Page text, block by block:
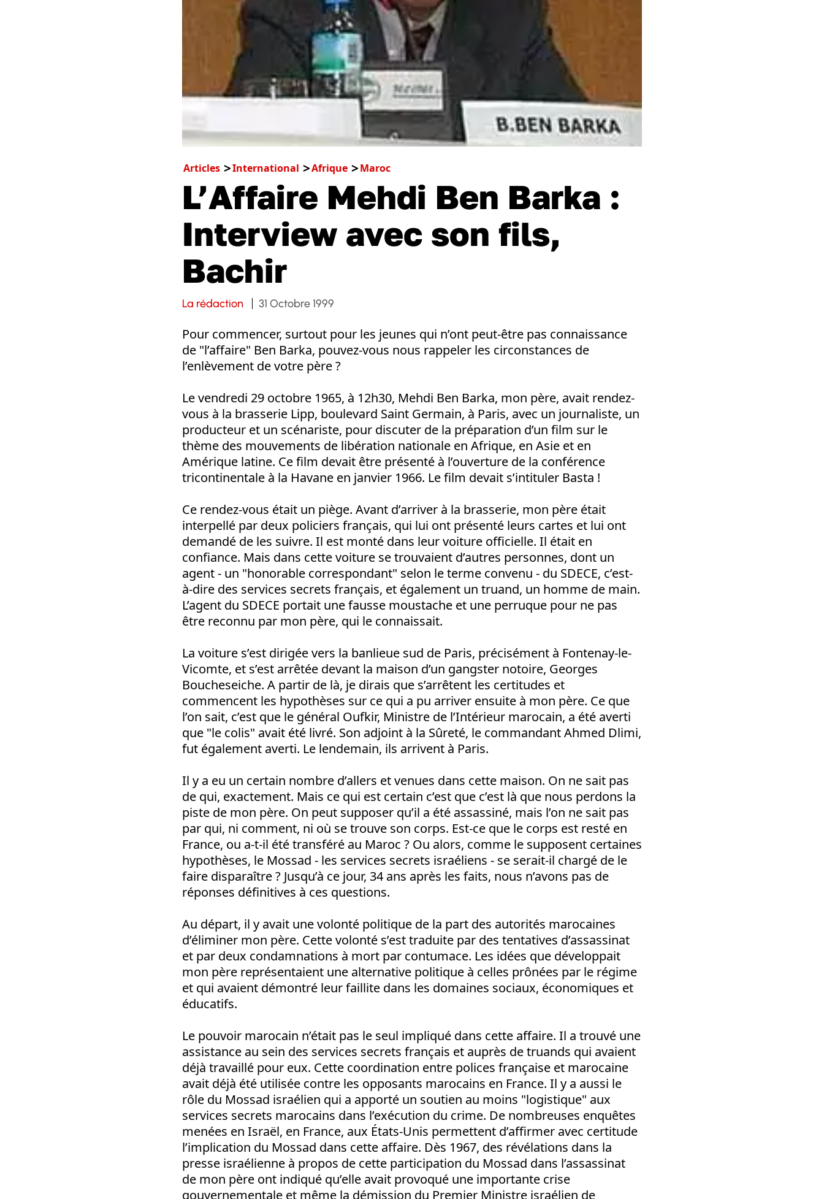
Articles International Afrique Maroc
L’Affaire Mehdi Ben Barka :
Interview avec son fils,
Bachir
La rédaction 31 Octobre 1999
Pour commencer, surtout pour les jeunes qui n’ont peut-être pas connaissance
de "l’affaire" Ben Barka, pouvez-vous nous rappeler les circonstances de
l’enlèvement de votre père ?
Le vendredi 29 octobre 1965, à 12h30, Mehdi Ben Barka, mon père, avait rendez-
vous à la brasserie Lipp, boulevard Saint Germain, à Paris, avec un journaliste, un
producteur et un scénariste, pour discuter de la préparation d’un film sur le
thème des mouvements de libération nationale en Afrique, en Asie et en
Amérique latine. Ce film devait être présenté à l’ouverture de la conférence
tricontinentale à la Havane en janvier 1966. Le film devait s’intituler Basta !
Ce rendez-vous était un piège. Avant d’arriver à la brasserie, mon père était
interpellé par deux policiers français, qui lui ont présenté leurs cartes et lui ont
demandé de les suivre. Il est monté dans leur voiture officielle. Il était en
confiance. Mais dans cette voiture se trouvaient d’autres personnes, dont un
agent - un "honorable correspondant" selon le terme convenu - du SDECE, c’est-
à-dire des services secrets français, et également un truand, un homme de main.
L’agent du SDECE portait une fausse moustache et une perruque pour ne pas
être reconnu par mon père, qui le connaissait.
La voiture s’est dirigée vers la banlieue sud de Paris, précisément à Fontenay-le-
Vicomte, et s’est arrêtée devant la maison d’un gangster notoire, Georges
Boucheseiche. A partir de là, je dirais que s’arrêtent les certitudes et
commencent les hypothèses sur ce qui a pu arriver ensuite à mon père. Ce que
l’on sait, c’est que le général Oufkir, Ministre de l’Intérieur marocain, a été averti
que "le colis" avait été livré. Son adjoint à la Sûreté, le commandant Ahmed Dlimi,
fut également averti. Le lendemain, ils arrivent à Paris.
Il y a eu un certain nombre d’allers et venues dans cette maison. On ne sait pas
de qui, exactement. Mais ce qui est certain c’est que c’est là que nous perdons la
piste de mon père. On peut supposer qu’il a été assassiné, mais l’on ne sait pas
par qui, ni comment, ni où se trouve son corps. Est-ce que le corps est resté en
France, ou a-t-il été transféré au Maroc ? Ou alors, comme le supposent certaines
hypothèses, le Mossad - les services secrets israéliens - se serait-il chargé de le
faire disparaître ? Jusqu’à ce jour, 34 ans après les faits, nous n’avons pas de
réponses définitives à ces questions.
Au départ, il y avait une volonté politique de la part des autorités marocaines
d’éliminer mon père. Cette volonté s’est traduite par des tentatives d’assassinat
et par deux condamnations à mort par contumace. Les idées que développait
mon père représentaient une alternative politique à celles prônées par le régime
et qui avaient démontré leur faillite dans les domaines sociaux, économiques et
éducatifs.
Le pouvoir marocain n’était pas le seul impliqué dans cette affaire. Il a trouvé une
assistance au sein des services secrets français et auprès de truands qui avaient
déjà travaillé pour eux. Cette coordination entre polices française et marocaine
avait déjà été utilisée contre les opposants marocains en France. Il y a aussi le
rôle du Mossad israélien qui a apporté un soutien au moins "logistique" aux
services secrets marocains dans l’exécution du crime. De nombreuses enquêtes
menées en Israël, en France, aux États-Unis permettent d’affirmer avec certitude
l’implication du Mossad dans cette affaire. Dès 1967, des révélations dans la
presse israélienne à propos de cette participation du Mossad dans l’assassinat
de mon père ont indiqué qu’elle avait provoqué une importante crise
gouvernementale et même la démission du Premier Ministre israélien de